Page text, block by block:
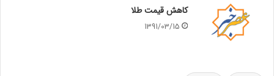
کاهش قیمت طلا
1391/03/15